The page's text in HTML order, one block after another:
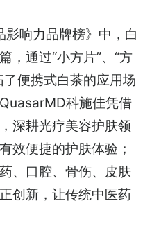
影响力品牌榜》中，白
，通过“小方片”、“方
了便携式白茶的应用场
科施佳凭借
深耕光疗美容护肤领
效便捷的护肤体验；
、口腔、骨伤、皮肤
创新，让传统中医药